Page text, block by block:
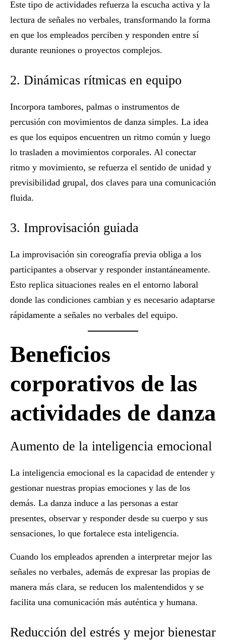
Este tipo de actividades refuerza la escucha activa y la
lectura de señales no verbales, transformando la forma
en que los empleados perciben y responden entre sí
durante reuniones o proyectos complejos.
2. Dinámicas rítmicas en equipo
Incorpora tambores, palmas o instrumentos de
percusión con movimientos de danza simples. La idea
es que los equipos encuentren un ritmo común y luego
lo trasladen a movimientos corporales. Al conectar
ritmo y movimiento, se refuerza el sentido de unidad y
previsibilidad grupal, dos claves para una comunicación
fluida.
3. Improvisación guiada
La improvisación sin coreografía previa obliga a los
participantes a observar y responder instantáneamente.
Esto replica situaciones reales en el entorno laboral
donde las condiciones cambian y es necesario adaptarse
rápidamente a señales no verbales del equipo.
Beneficios
corporativos de las
actividades de danza
Aumento de la inteligencia emocional
La inteligencia emocional es la capacidad de entender y
gestionar nuestras propias emociones y las de los
demás. La danza induce a las personas a estar
presentes, observar y responder desde su cuerpo y sus
sensaciones, lo que fortalece esta inteligencia.
Cuando los empleados aprenden a interpretar mejor las
señales no verbales, además de expresar las propias de
manera más clara, se reducen los malentendidos y se
facilita una comunicación más auténtica y humana.
Reducción del estrés y mejor bienestar